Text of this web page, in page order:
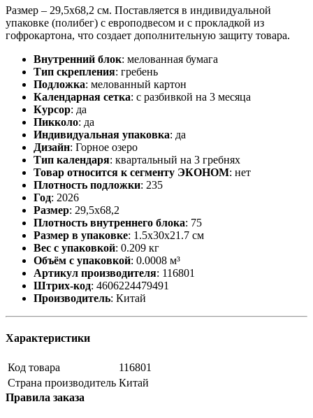
Размер – 29,5х68,2 см. Поставляется в индивидуальной
упаковке (полибег) с европодвесом и с прокладкой из
гофрокартона, что создает дополнительную защиту товара.
Внутренний блок: мелованная бумага
Тип скрепления: гребень
Подложка: мелованный картон
Календарная сетка: с разбивкой на 3 месяца
Курсор: да
Пикколо: да
Индивидуальная упаковка: да
Дизайн: Горное озеро
Тип календаря: квартальный на 3 гребнях
Товар относится к сегменту ЭКОНОМ: нет
Плотность подложки: 235
Год: 2026
Размер: 29,5х68,2
Плотность внутреннего блока: 75
Размер в упаковке: 1.5x30x21.7 см
Вес с упаковкой: 0.209 кг
Объём с упаковкой: 0.0008 м³
Артикул производителя: 116801
Штрих-код: 4606224479491
Производитель: Китай
Характеристики
Код товара
116801
Страна производитель Китай
Правила заказа